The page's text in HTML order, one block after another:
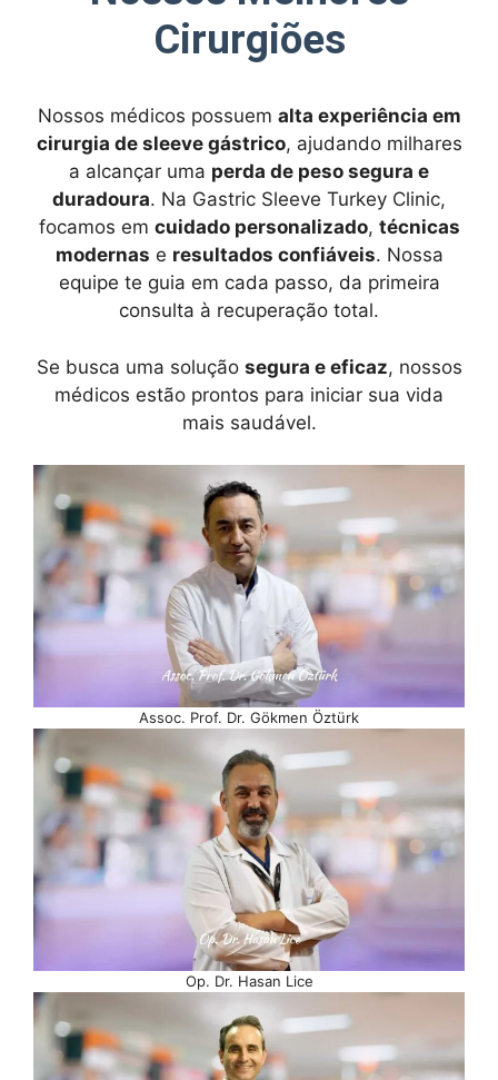
Cirurgiões
Nossos médicos possuem alta experiência em
cirurgia de sleeve gástrico, ajudando milhares
a alcançar uma perda de peso segura e
duradoura. Na Gastric Sleeve Turkey Clinic,
focamos em cuidado personalizado, técnicas
modernas e resultados confiáveis. Nossa
equipe te guia em cada passo, da primeira
consulta à recuperação total.
Se busca uma solução segura e eficaz, nossos
médicos estão prontos para iniciar sua vida
mais saudável.
Assoc. Prof. Dr. Gökmen Öztürk
Op. Dr. Hasan Lice